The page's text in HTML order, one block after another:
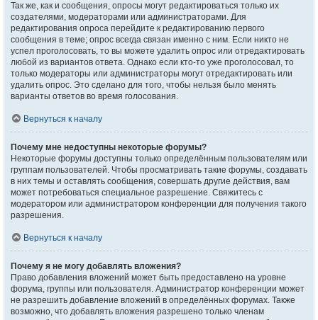
Так же, как и сообщения, опросы могут редактироваться только их
создателями, модераторами или администраторами. Для
редактирования опроса перейдите к редактированию первого
сообщения в теме; опрос всегда связан именно с ним. Если никто не
успел проголосовать, то вы можете удалить опрос или отредактировать
любой из вариантов ответа. Однако если кто-то уже проголосовал, то
только модераторы или администраторы могут отредактировать или
удалить опрос. Это сделано для того, чтобы нельзя было менять
варианты ответов во время голосования.
Вернуться к началу
Почему мне недоступны некоторые форумы?
Некоторые форумы доступны только определённым пользователям или
группам пользователей. Чтобы просматривать такие форумы, создавать
в них темы и оставлять сообщения, совершать другие действия, вам
может потребоваться специальное разрешение. Свяжитесь с
модератором или администратором конференции для получения такого
разрешения.
Вернуться к началу
Почему я не могу добавлять вложения?
Право добавления вложений может быть предоставлено на уровне
форума, группы или пользователя. Администратор конференции может
не разрешить добавление вложений в определённых форумах. Также
возможно, что добавлять вложения разрешено только членам